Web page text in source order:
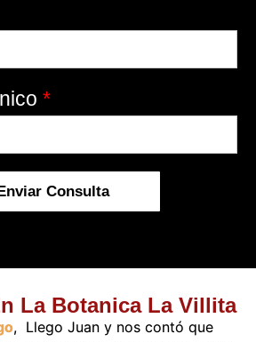
*
Consulta
La Botanica La Villita
, Llego Juan y nos contó que